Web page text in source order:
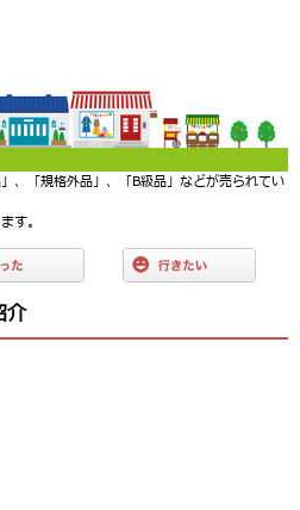
、「規格外品」、「B級品」などが売られてい
す。
介